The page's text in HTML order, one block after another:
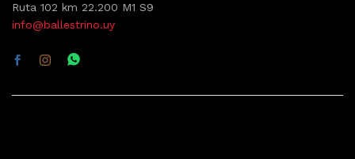
Ruta 102 km 22.200 M1 S9
info@ballestrino.uy